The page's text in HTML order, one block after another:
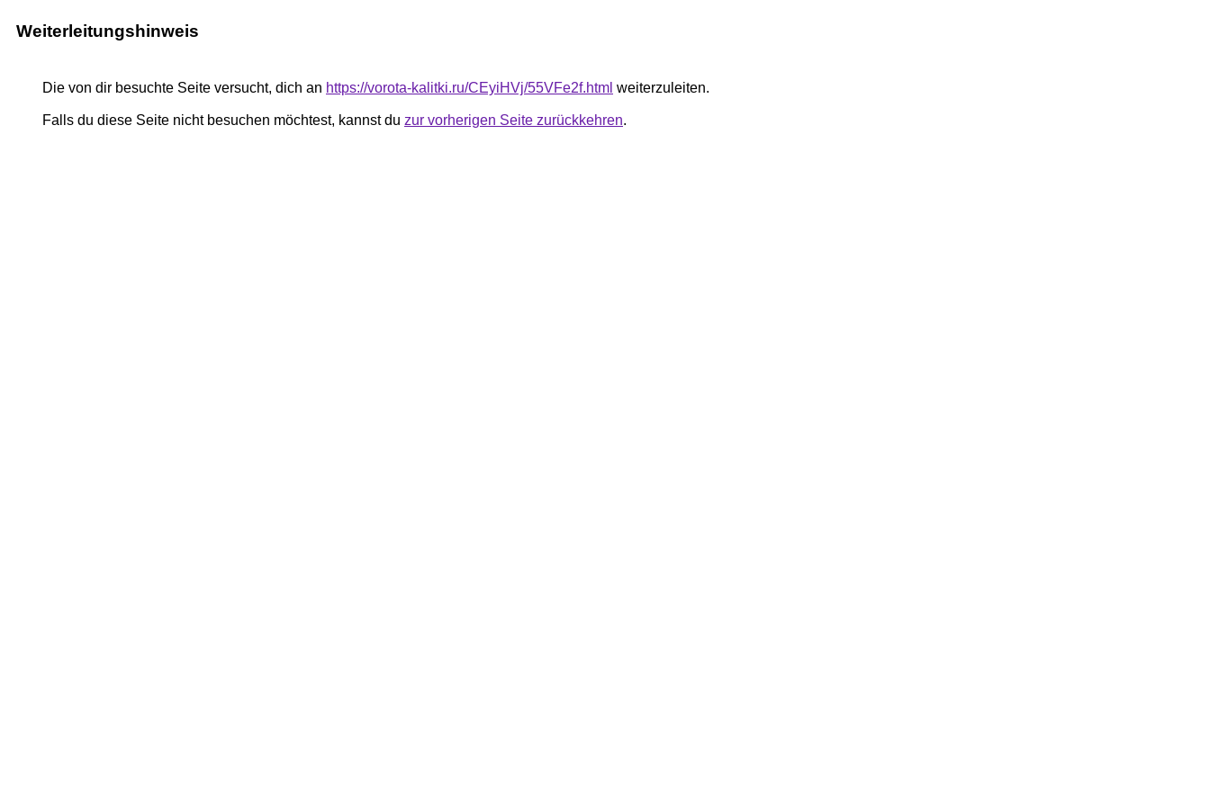
Weiterleitungshinweis
Die von dir besuchte Seite versucht, dich an https://vorota-kalitki.ru/CEyiHVj/55VFe2f.html weiterzuleiten.
Falls du diese Seite nicht besuchen möchtest, kannst du zur vorherigen Seite zurückkehren.